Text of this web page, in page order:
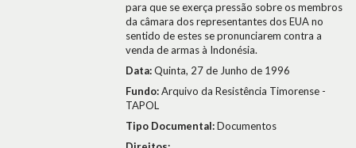
para que se exerça pressão sobre os membros
da câmara dos representantes dos EUA no
sentido de estes se pronunciarem contra a
venda de armas à Indonésia.
Data:Quinta, 27 de Junho de 1996
Fundo:Arquivo da Resistência Timorense -
TAPOL
Tipo Documental:Documentos